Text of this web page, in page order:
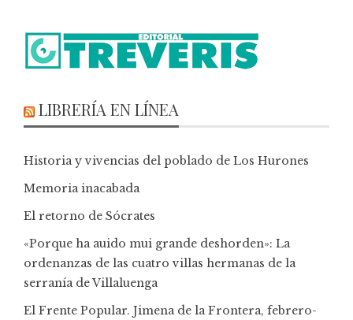
LIBRERÍA EN LÍNEA
Historia y vivencias del poblado de Los Hurones
Memoria inacabada
El retorno de Sócrates
«Porque ha auido mui grande deshorden»: La
ordenanzas de las cuatro villas hermanas de la
serranía de Villaluenga
El Frente Popular. Jimena de la Frontera, febrero-